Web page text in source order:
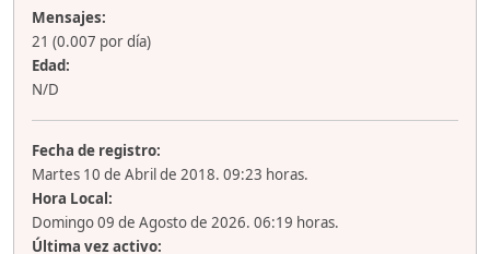
Mensajes:
21 (0.007 por día)
Edad:
N/D
Fecha de registro:
Martes 10 de Abril de 2018. 09:23 horas.
Hora Local:
Domingo 09 de Agosto de 2026. 06:19 horas.
Última vez activo: